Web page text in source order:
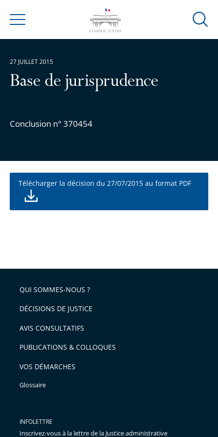
Menu
Ouvrir
Base de jurisprudence
Conclusion n° 370454
27 JUILLET 2015
Télécharger la décision du 27/07/2015 au format PDF
QUI SOMMES-NOUS ?
DÉCISIONS DE JUSTICE
AVIS CONSULTATIFS
PUBLICATIONS & COLLOQUES
VOS DÉMARCHES
Glossaire
INFOLETTRE
Inscrivez-vous à la lettre de la Justice administrative